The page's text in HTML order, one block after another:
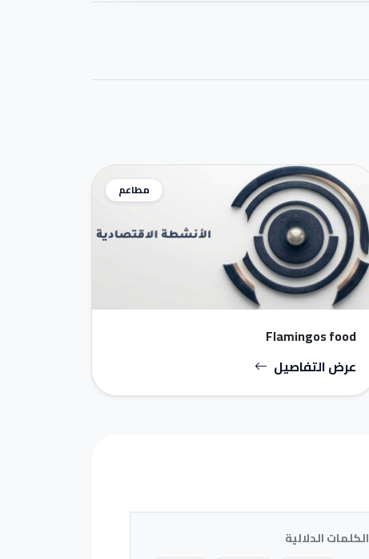
مطاعم
Flamingos food
عرض التفاصيل
الكلمات الدلالية